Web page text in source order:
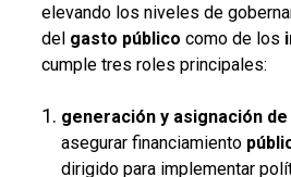
elevando los niveles de
del gasto público como de los
cumple tres roles principales:
generación y asignación
asegurar financiamiento
dirigido para implementar